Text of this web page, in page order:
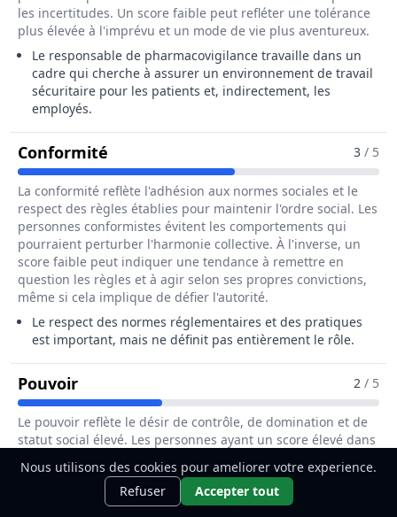
les incertitudes. Un score faible peut refléter une tolérance
plus élevée à l'imprévu et un mode de vie plus aventureux.
Le responsable de pharmacovigilance travaille dans un
cadre qui cherche à assurer un environnement de travail
sécuritaire pour les patients et, indirectement, les
employés.
Conformité Pour Le Métier De Responsable
3 / 5
La conformité reflète l'adhésion aux normes sociales et le
respect des règles établies pour maintenir l'ordre social. Les
personnes conformistes évitent les comportements qui
pourraient perturber l'harmonie collective. À l'inverse, un
score faible peut indiquer une tendance à remettre en
question les règles et à agir selon ses propres convictions,
même si cela implique de défier l'autorité.
Le respect des normes réglementaires et des pratiques
est important, mais ne définit pas entièrement le rôle.
PouvoirPour Le Métier De Responsable De2 / 5
Le pouvoir reflète le désir de contrôle, de domination et de
statut social élevé. Les personnes ayant un score élevé dans
maintenir leur position d'autorité. Elles accordent une
grande importance à la reconnaissance et aux privilèges. À
l'inverse, un score faible peut indiquer un désintérêt pour
Ce métier t'intéresse ?Découvre
comment le devenir.
Nous utilisons des cookies pour ameliorer votre experience.
Refuser
Accepter tout